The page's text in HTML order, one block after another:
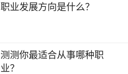
职业发展方向是什么？
测测你最适合从事哪种职
业？